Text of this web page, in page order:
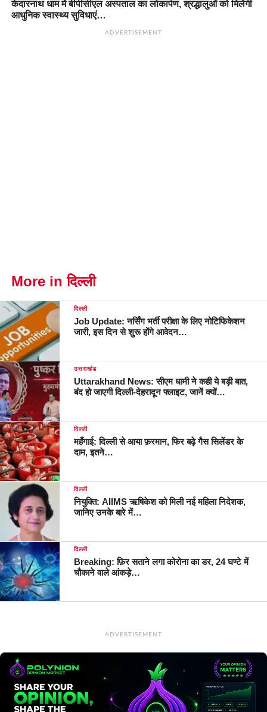
केदारनाथ धाम में बीपीसीएल अस्पताल का लोकार्पण, श्रद्धालुओं को मिलेंगी
आधुनिक स्वास्थ्य सुविधाएं…
ADVERTISEMENT
More in दिल्ली
दिल्ली
Job Update: नर्सिंग भर्ती परीक्षा के लिए नोटिफिकेशन
जारी, इस दिन से शुरू होंगे आवेदन…
उत्तराखंड
Uttarakhand News: सीएम धामी ने कही ये बड़ी बात,
बंद हो जाएगी दिल्ली-देहरादून फ्लाइट, जानें क्यों…
दिल्ली
महँगाई: दिल्ली से आया फ़रमान, फिर बढ़े गैस सिलेंडर के
दाम, इतने…
दिल्ली
नियुक्ति: AIIMS ऋषिकेश को मिली नई महिला निदेशक,
जानिए उनके बारे में…
दिल्ली
Breaking: फ़िर सताने लगा कोरोना का डर, 24 घण्टे में
चौकाने वाले आंकड़े…
ADVERTISEMENT